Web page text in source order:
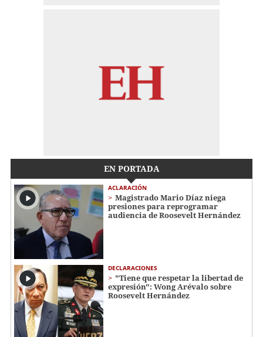
EN PORTADA
ACLARACIÓN
Magistrado Mario Díaz niega
presiones para reprogramar
audiencia de Roosevelt Hernández
DECLARACIONES
"Tiene que respetar la libertad de
expresión": Wong Arévalo sobre
Roosevelt Hernández